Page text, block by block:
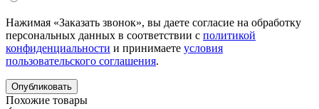
Нажимая «Заказать звонок», вы даете согласие на обработку
персональных данных в соответствии с политикой
конфиденциальности и принимаете условия
пользовательского соглашения.
Похожие товары